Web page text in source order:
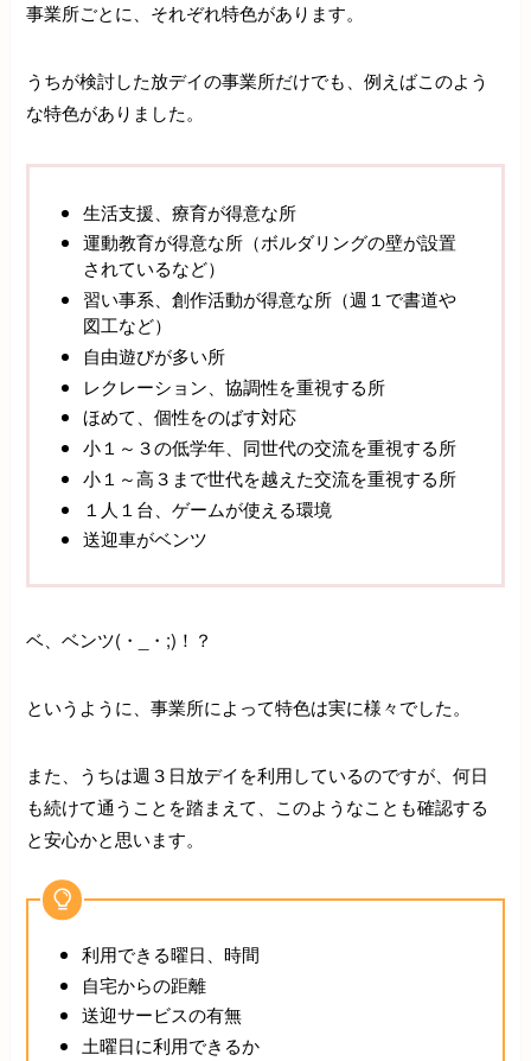
事業所ごとに、それぞれ特色があります。
うちが検討した放デイの事業所だけでも、例えばこのよう
な特色がありました。
生活支援、療育が得意な所
運動教育が得意な所（ボルダリングの壁が設置
されているなど）
習い事系、創作活動が得意な所（週１で書道や
図工など）
自由遊びが多い所
レクレーション、協調性を重視する所
ほめて、個性をのばす対応
小１～３の低学年、同世代の交流を重視する所
小１～高３まで世代を越えた交流を重視する所
１人１台、ゲームが使える環境
送迎車がベンツ
ベ、ベンツ(・_・;)！？
というように、事業所によって特色は実に様々でした。
また、うちは週３日放デイを利用しているのですが、何日
も続けて通うことを踏まえて、このようなことも確認する
と安心かと思います。
利用できる曜日、時間
自宅からの距離
送迎サービスの有無
土曜日に利用できるか